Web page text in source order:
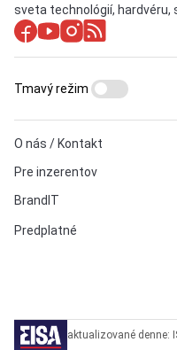
sveta technológií, hardvéru,
O nás / Kontakt
Pre inzerentov
BrandIT
Predplatné
Tmavý režim
aktualizované denne: